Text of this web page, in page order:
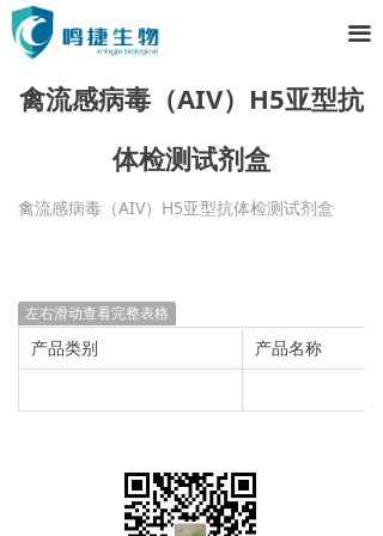
끀
左右滑动查看完整表格
产品类别 产品名称
禽流感病毒（AIV）H5亚型抗
体检测试剂盒
禽流感病毒（AIV）H5亚型抗体检测试剂盒